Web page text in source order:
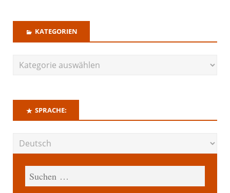
KATEGORIEN
SPRACHE: